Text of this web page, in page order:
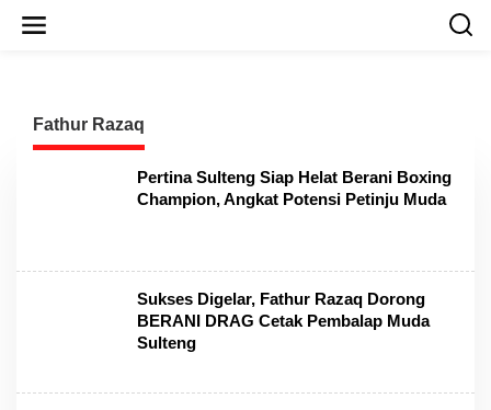
Fathur Razaq
Pertina Sulteng Siap Helat Berani Boxing
Champion, Angkat Potensi Petinju Muda
Sukses Digelar, Fathur Razaq Dorong
BERANI DRAG Cetak Pembalap Muda
Sulteng